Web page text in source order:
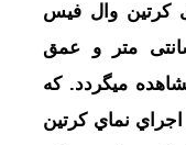
کرتین وال فیس
های به عرض ۵ سانتی متر و عمق
میگردد. که
نماي کرتين